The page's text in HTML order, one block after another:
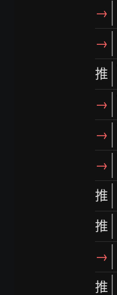
→
→
推
→
→
→
推
推
→
推